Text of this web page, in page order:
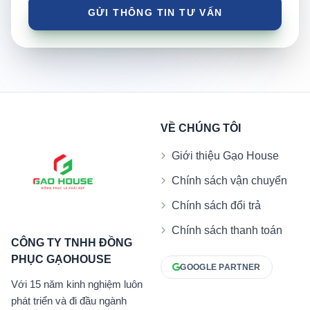
CÔNG TY TNHH ĐỒNG
PHỤC GẠOHOUSE
Với 15 năm kinh nghiệm luôn
phát triển và đi đầu ngành
VỀ CHÚNG TÔI
Giới thiệu Gạo House
Chính sách vận chuyển
Chính sách đổi trả
Chính sách thanh toán
GOOGLE PARTNER